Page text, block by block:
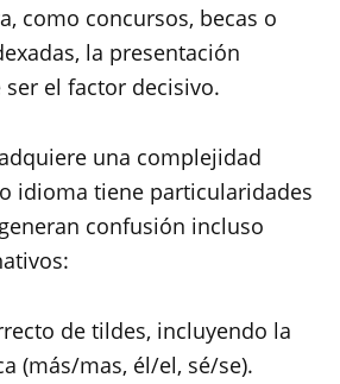
como concursos, becas o
la presentación
el factor decisivo.
una complejidad
idioma tiene particularidades
confusión incluso
de tildes, incluyendo la
(más/mas, él/el, sé/se).